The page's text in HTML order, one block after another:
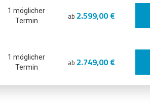
1 möglicher
Termin
ab 2.599,00 €
1 möglicher
Termin
ab 2.749,00 €